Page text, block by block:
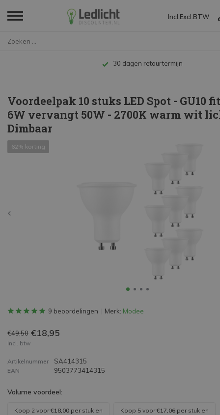
Incl. Excl. BTW
Tot 10 jaar garantie
Voordeelpak 10 stuks LED Spot - GU10
6W vervangt 50W - 2700K warm wit
Dimbaar
62% korting
9 beoordelingen Merk: Modee
€49,50 €18,95
Incl. btw
Artikelnummer SA414315
EAN 9503773414315
Volume voordeel:
Koop 2 voor€18,00 per stuk en
Koop 5 voor€17,06 per stuk en